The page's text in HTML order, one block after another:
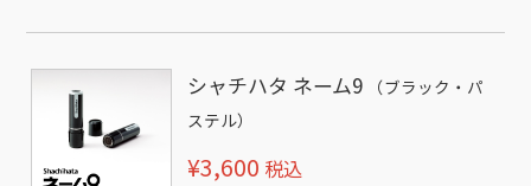
シャチハタ ネーム9
（ブラック・パ
ステル）
¥3,600 税込